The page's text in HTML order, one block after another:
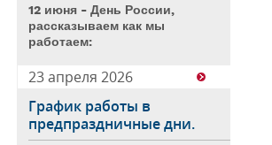
12 июня - День России,
рассказываем как мы
работаем:
23 апреля 2026
График работы в
предпраздничные дни.